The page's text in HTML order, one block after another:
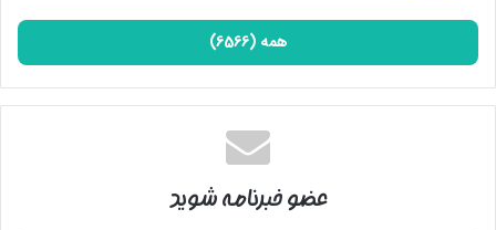
همه (6566)
عضو خبرنامه شوید